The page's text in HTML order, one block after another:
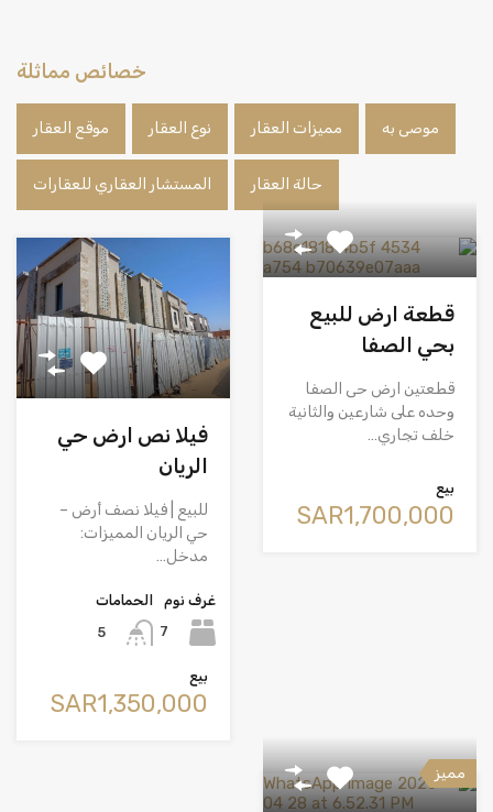
خصائص مماثلة
موصى به مميزات العقار نوع العقار موقع العقار
حالة العقار المستشار العقاري للعقارات
قطعة ارض للبيع
بحي الصفا
قطعتين ارض حى الصفا
وحده على شارعين والثانية
خلف تجاري…
بيع
‪SAR1,700,000
فيلا نص ارض حي
الريان
للبيع | فيلا نصف أرض –
حي الريان المميزات:
مدخل…
غرف نوم
7
الحمامات
5
بيع
‪SAR1,350,000
مميز